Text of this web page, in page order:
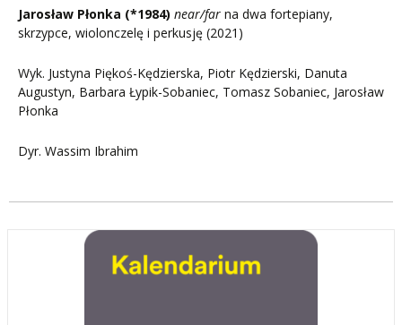
Jarosław Płonka (*1984) near/far na dwa fortepiany,
skrzypce, wiolonczelę i perkusję (2021)
Wyk. Justyna Piękoś-Kędzierska, Piotr Kędzierski, Danuta
Augustyn, Barbara Łypik-Sobaniec, Tomasz Sobaniec, Jarosław
Płonka
Dyr. Wassim Ibrahim